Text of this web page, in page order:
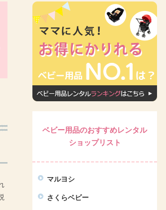
ベビー用品のおすすめレンタル
ショップリスト
マルヨシ
さくらベビー